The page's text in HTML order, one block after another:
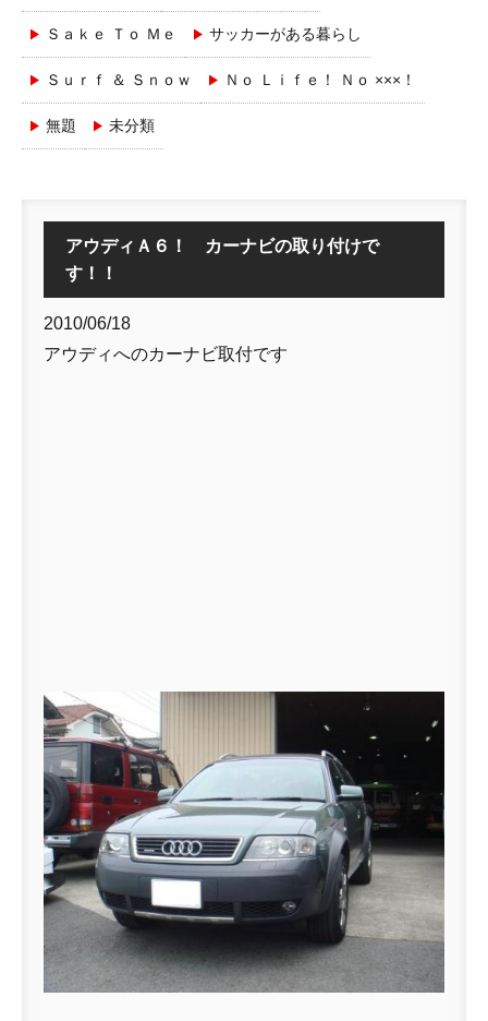
Ｓａｋｅ Ｔｏ Ｍｅ サッカーがある暮らし
Ｓｕｒｆ ＆ Ｓｎｏｗ Ｎｏ Ｌｉｆｅ！ Ｎｏ ×××！
無題 未分類
アウディＡ６！ カーナビの取り付けで
す！！
2010/06/18
アウディへのカーナビ取付です